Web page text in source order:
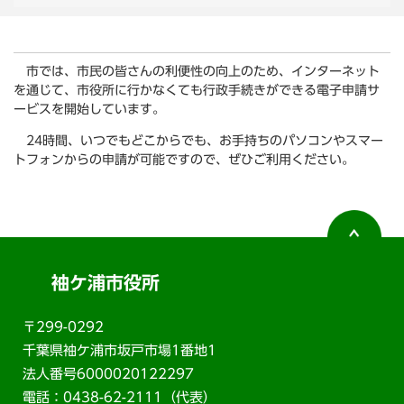
市では、市民の皆さんの利便性の向上のため、インターネット
を通じて、市役所に行かなくても行政手続きができる電子申請サ
ービスを開始しています。
24時間、いつでもどこからでも、お手持ちのパソコンやスマー
トフォンからの申請が可能ですので、ぜひご利用ください。
袖ケ浦市役所
〒299-0292
千葉県袖ケ浦市坂戸市場1番地1
法人番号6000020122297
電話：0438-62-2111（代表）